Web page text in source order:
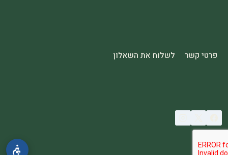
פרטי קשר לשלוח את השאלון